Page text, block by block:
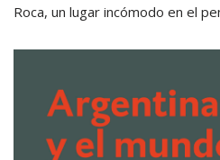
Roca, un lugar incómodo en el